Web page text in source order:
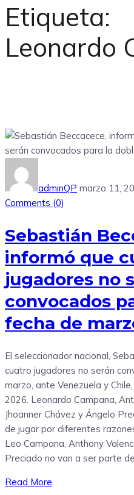
Etiqueta:
Leonardo
adminQP marzo 11,
Comments (0)
Sebastián
informó que
jugadores no
convocados
fecha de
El seleccionador nacional,
cuatro jugadores no serán
marzo, ante Venezuela y
2026. Leonardo Campana,
Jhoanner Chávez y Ángelo
de jugar por diferentes
Leo Campana, Anthony
Preciado no van a ser parte
Read More